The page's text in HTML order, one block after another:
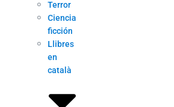
Terror
Ciencia
ficción
Llibres
en
català